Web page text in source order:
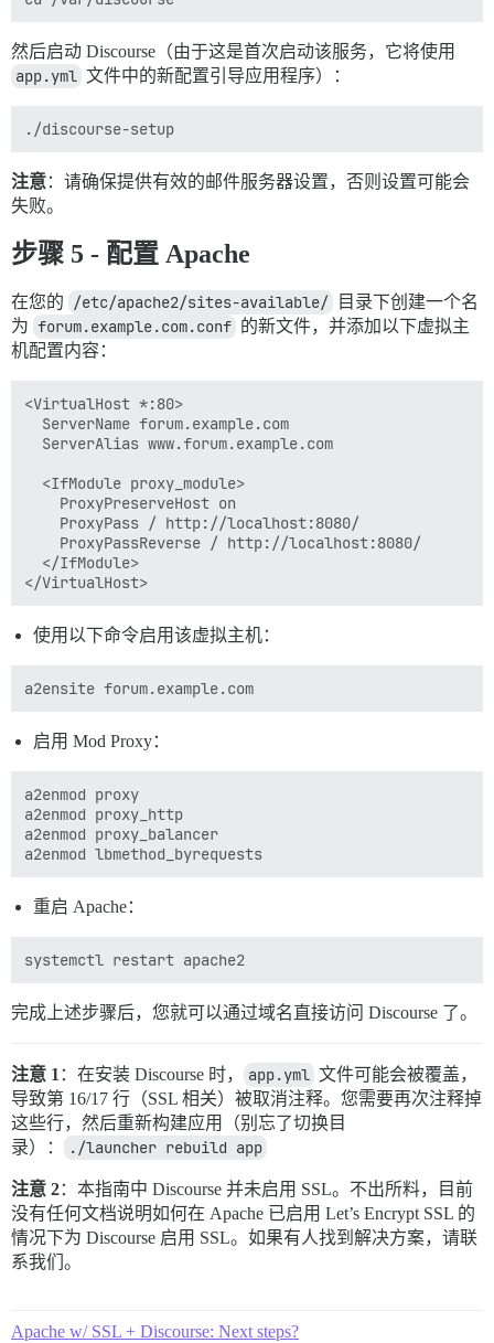
然后启动 Discourse（由于这是首次启动该服务，它将使用
app.yml 文件中的新配置引导应用程序）：
注意：请确保提供有效的邮件服务器设置，否则设置可能会
失败。
步骤 5 - 配置 Apache
在您的 /etc/apache2/sites-available/
目录下创建一个名
为 forum.example.com.conf 的新文件，并添加以下虚拟主
机配置内容：
<VirtualHost *:80>
  ServerName forum.example.com
  ServerAlias www.forum.example.com
  <IfModule proxy_module>
    ProxyPreserveHost on
    ProxyPass / http://localhost:8080/
    ProxyPassReverse / http://localhost:8080/
  </IfModule>
使用以下命令启用该虚拟主机：
启用 Mod Proxy：
a2enmod proxy
a2enmod proxy_http
a2enmod proxy_balancer
重启 Apache：
完成上述步骤后，您就可以通过域名直接访问 Discourse 了。
注意 1 ：在安装 Discourse 时， app.yml 文件可能会被覆盖，
导致第 16/17 行（SSL 相关）被取消注释。您需要再次注释掉
这些行，然后重新构建应用（别忘了切换目
录）：
./launcher rebuild app
注意 2：本指南中 Discourse 并未启用 SSL。不出所料，目前
没有任何文档说明如何在 Apache 已启用 Let’s Encrypt SSL 的
情况下为 Discourse 启用 SSL。如果有人找到解决方案，请联
系我们。
Apache w/ SSL + Discourse: Next steps?